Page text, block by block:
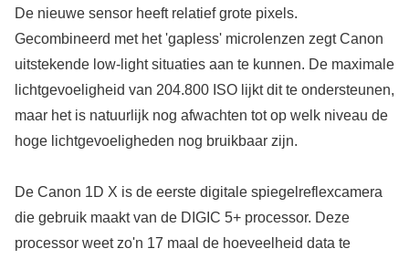
De nieuwe sensor heeft relatief grote pixels.
Gecombineerd met het 'gapless' microlenzen zegt Canon
uitstekende low-light situaties aan te kunnen. De maximale
lichtgevoeligheid van 204.800 ISO lijkt dit te ondersteunen,
maar het is natuurlijk nog afwachten tot op welk niveau de
hoge lichtgevoeligheden nog bruikbaar zijn.
De Canon 1D X is de eerste digitale spiegelreflexcamera
die gebruik maakt van de DIGIC 5+ processor. Deze
processor weet zo'n 17 maal de hoeveelheid data te